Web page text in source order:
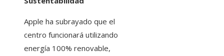
Apple ha subrayado que el
centro funcionará utilizando
energía 100% renovable,